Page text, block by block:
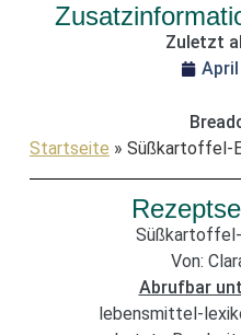
Zuletzt
April
Startseite » Süßkartoffel-
Süßkartoffel-
Von:
Abrufbar
lebensmittel-